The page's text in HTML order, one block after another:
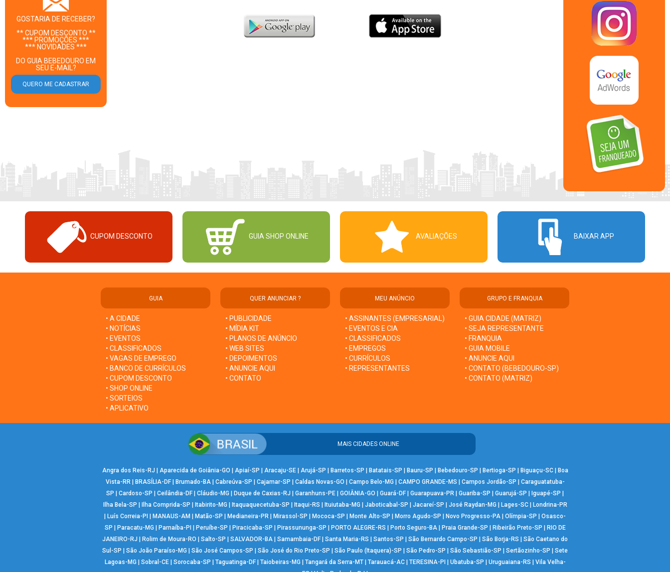
GOSTARIA DE RECEBER?
** CUPOM DESCONTO **
*** PROMOÇÕES ***
*** NOVIDADES ***
DO GUIA BEBEDOURO EM
SEU E-MAIL?
CUPOM DESCONTO GUIA SHOP ONLINE AVALIAÇÕES BAIXAR APP
GUIA
• A CIDADE
• NOTÍCIAS
• EVENTOS
• CLASSIFICADOS
• VAGAS DE EMPREGO
• BANCO DE CURRÍCULOS
• CUPOM DESCONTO
• SHOP ONLINE
• SORTEIOS
• APLICATIVO
QUER ANUNCIAR ?
• PUBLICIDADE
• MÍDIA KIT
• PLANOS DE ANÚNCIO
• WEB SITES
• DEPOIMENTOS
• ANUNCIE AQUI
• CONTATO
MEU ANÚNCIO
• ASSINANTES (EMPRESARIAL)
• EVENTOS E CIA
• CLASSIFICADOS
• EMPREGOS
• CURRÍCULOS
• REPRESENTANTES
GRUPO E FRANQUIA
• GUIA CIDADE (MATRIZ)
• SEJA REPRESENTANTE
• FRANQUIA
• GUIA MOBILE
• ANUNCIE AQUI
• CONTATO (BEBEDOURO-SP)
• CONTATO (MATRIZ)
MAIS CIDADES ONLINE
Angra dos Reis-RJ Aparecida de Goiânia-GO Apiaí-SP Aracaju-SE| Arujá-SP Barretos-SP Batatais-SP Bauru-SP Bebedouro-SP Bertioga-SP Biguaçu-SC|
Boa
Vista-RR| BRASÍLIA-DF| Brumado-BA| Cabreúva-SP Cajamar-SP Caldas Novas-GO Campo Belo-MG CAMPO GRANDE-MS Campos Jordão-SP
Caraguatatuba-
SP
Cardoso-SP Ceilândia-DF Cláudio-MG Duque de Caxias-RJ Garanhuns-PE GOIÂNIA-GO Guará-DF Guarapuava-PR Guariba-SP Guarujá-SP Iguapé-SP
Ilha Bela-SP
Ilha Comprida-SP Itabirito-MG Itaquaquecetuba-SP Itaqui-RS Ituiutaba-MG Jaboticabal-SP Jacareí-SP José Raydan-MG Lages-SC|
Londrina-PR
Luís Correia-PI MANAUS-AM Matão-SP Medianeira-PR Mirassol-SP Mococa-SP Monte Alto-SP Morro Agudo-SP Novo Progresso-PA Olímpia-SP
Osasco-
SP
Paracatu-MG Parnaíba-PI Peruíbe-SP Piracicaba-SP Pirassununga-SP PORTO ALEGRE-RS Porto Seguro-BA| Praia Grande-SP Ribeirão Preto-SP
RIO DE
JANEIRO-RJ
Rolim de Moura-RO Salto-SP SALVADOR-BA Samambaia-DF Santa Maria-RS Santos-SP São Bernardo Campo-SP São Borja-RS
São Caetano do
Sul-SP
São João Paraíso-MG São José Campos-SP São José do Rio Preto-SP São Paulo (Itaquera)-SP São Pedro-SP São Sebastião-SP Sertãozinho-SP
Sete
Lagoas-MG
Sobral-CE| Sorocaba-SP Taguatinga-DF| Taiobeiras-MG Tangará da Serra-MT| Tarauacá-AC| TERESINA-PI Ubatuba-SP Uruguaiana-RS
Vila Velha-